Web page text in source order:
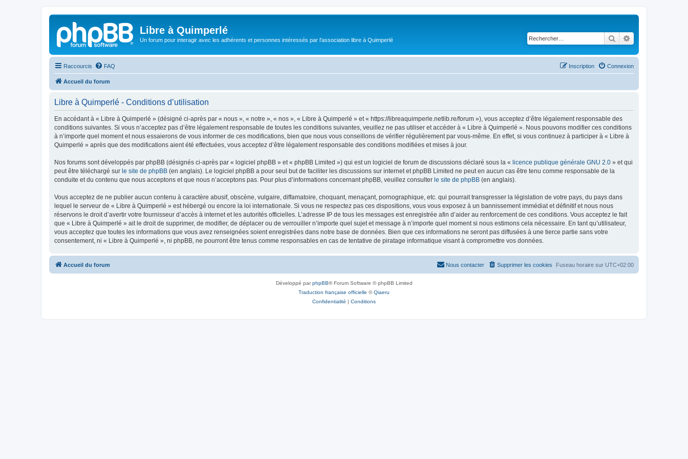
Libre à Quimperlé
Un forum pour interagir avec les adhérents et personnes intéressés par l'association libre à Quimperlé Rechercher
Raccourcis FAQ Connexion
Inscription
Accueil du forum
Libre à Quimperlé - Conditions d’utilisation
En accédant à « Libre à Quimperlé » (désigné ci-après par « nous », « notre », « nos », « Libre à Quimperlé » et « https://libreaquimperle.netlib.re/forum »), vous acceptez d’être légalement responsable des
conditions suivantes. Si vous n’acceptez pas d’être légalement responsable de toutes les conditions suivantes, veuillez ne pas utiliser et accéder à « Libre à Quimperlé ». Nous pouvons modifier ces conditions
à n’importe quel moment et nous essaierons de vous informer de ces modifications, bien que nous vous conseillons de vérifier régulièrement par vous-même. En effet, si vous continuez à participer à « Libre à
Quimperlé » après que des modifications aient été effectuées, vous acceptez d’être légalement responsable des conditions modifiées et mises à jour.
Nos forums sont développés par phpBB (désignés ci-après par « logiciel phpBB » et « phpBB Limited ») qui est un logiciel de forum de discussions déclaré sous la « licence publique générale GNU 2.0 » et qui
peut être téléchargé sur le site de phpBB (en anglais). Le logiciel phpBB a pour seul but de faciliter les discussions sur internet et phpBB Limited ne peut en aucun cas être tenu comme responsable de la
conduite et du contenu que nous acceptons et que nous n’acceptons pas. Pour plus d’informations concernant phpBB, veuillez consulter le site de phpBB (en anglais).
Vous acceptez de ne publier aucun contenu à caractère abusif, obscène, vulgaire, diffamatoire, choquant, menaçant, pornographique, etc. qui pourrait transgresser la législation de votre pays, du pays dans
lequel le serveur de « Libre à Quimperlé » est hébergé ou encore la loi internationale. Si vous ne respectez pas ces dispositions, vous vous exposez à un bannissement immédiat et définitif et nous nous
réservons le droit d’avertir votre fournisseur d’accès à internet et les autorités officielles. L’adresse IP de tous les messages est enregistrée afin d’aider au renforcement de ces conditions. Vous acceptez le fait
que « Libre à Quimperlé » ait le droit de supprimer, de modifier, de déplacer ou de verrouiller n’importe quel sujet et message à n’importe quel moment si nous estimons cela nécessaire. En tant qu’utilisateur,
vous acceptez que toutes les informations que vous avez renseignées soient enregistrées dans notre base de données. Bien que ces informations ne seront pas diffusées à une tierce partie sans votre
consentement, ni « Libre à Quimperlé », ni phpBB, ne pourront être tenus comme responsables en cas de tentative de piratage informatique visant à compromettre vos données.
Accueil du forum Fuseau horaire sur UTC+02:00
Supprimer les cookies
Nous contacter
Développé parphpBB® Forum Software © phpBB Limited
Traduction française officielle ©Qiaeru
Confidentialité | Conditions